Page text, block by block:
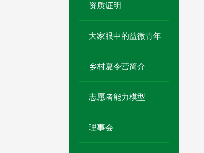
资质证明
大家眼中的益微青年
乡村夏令营简介
志愿者能力模型
理事会